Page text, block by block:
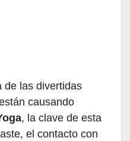
de las divertidas
causando
, la clave de esta
el contacto con